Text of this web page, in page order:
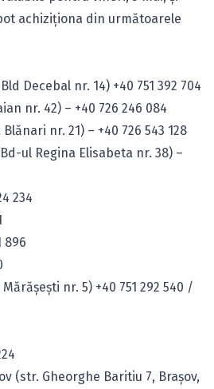
achiziţiona din următoarele
Decebal nr. 14) +40 751 392 704
nr. 42) – +40 726 246 084
nr. 21) – +40 726 543 128
ul Regina Elisabeta nr. 38) –
234
896
nr. 5) +40 751 292 540 /
(str. Gheorghe Baritiu 7, Braşov,